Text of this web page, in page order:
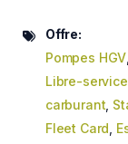
Offre:
Pompes HGV
Libre-service
carburant
Fleet Card